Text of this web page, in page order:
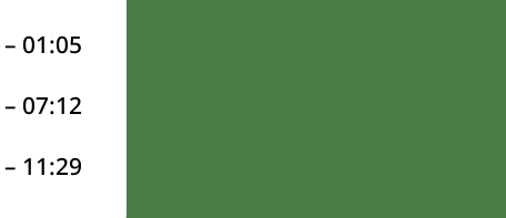
– 01:05
– 07:12
– 11:29